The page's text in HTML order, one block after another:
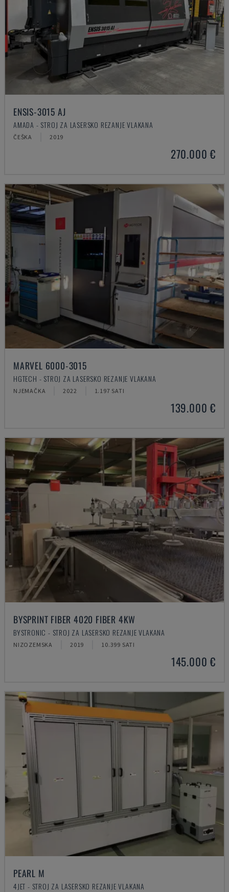
ENSIS-3015 AJ
AMADA - STROJ ZA LASERSKO REZANJE VLAKANA
ČEŠKA 2019
270.000 €
MARVEL 6000-3015
HGTECH - STROJ ZA LASERSKO REZANJE VLAKANA
NJEMAČKA 2022 1.197 SATI
139.000 €
BYSPRINT FIBER 4020 FIBER 4KW
BYSTRONIC - STROJ ZA LASERSKO REZANJE VLAKANA
NIZOZEMSKA 2019 10.399 SATI
145.000 €
PEARL M
4JET - STROJ ZA LASERSKO REZANJE VLAKANA